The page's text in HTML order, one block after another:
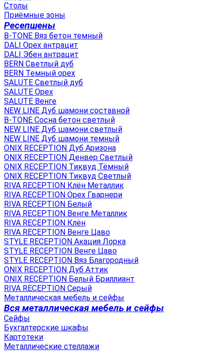
Столы
Приёмные зоны
Ресепшены
B-TONE Вяз бетон темный
DALI Орех антрацит
DALI Эбен антрацит
BERN Светлый дуб
BERN Темный орех
SALUTE Светлый дуб
SALUTE Орех
SALUTE Венге
NEW LINE Дуб шамони составной
B-TONE Сосна бетон светлый
NEW LINE Дуб шамони светлый
NEW LINE Дуб шамони темный
ONIX RECEPTION Дуб Аризона
ONIX RECEPTION Денвер Светлый
ONIX RECEPTION Тиквуд Тёмный
ONIX RECEPTION Тиквуд Светлый
RIVA RECEPTION Клён Металлик
RIVA RECEPTION Орех Гварнери
RIVA RECEPTION Белый
RIVA RECEPTION Венге Металлик
RIVA RECEPTION Клён
RIVA RECEPTION Венге Цаво
STYLE RECEPTION Акация Лорка
STYLE RECEPTION Венге Цаво
STYLE RECEPTION Вяз Благородный
ONIX RECEPTION Дуб Аттик
ONIX RECEPTION Белый Бриллиант
RIVA RECEPTION Серый
Металлическая мебель и сейфы
Вся металлическая мебель и сейфы
Сейфы
Бухгалтерские шкафы
Картотеки
Металлические стеллажи